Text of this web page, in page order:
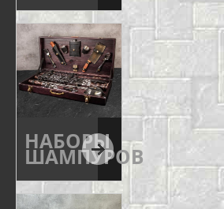
НАБОРЫ
ШАМПУРОВ